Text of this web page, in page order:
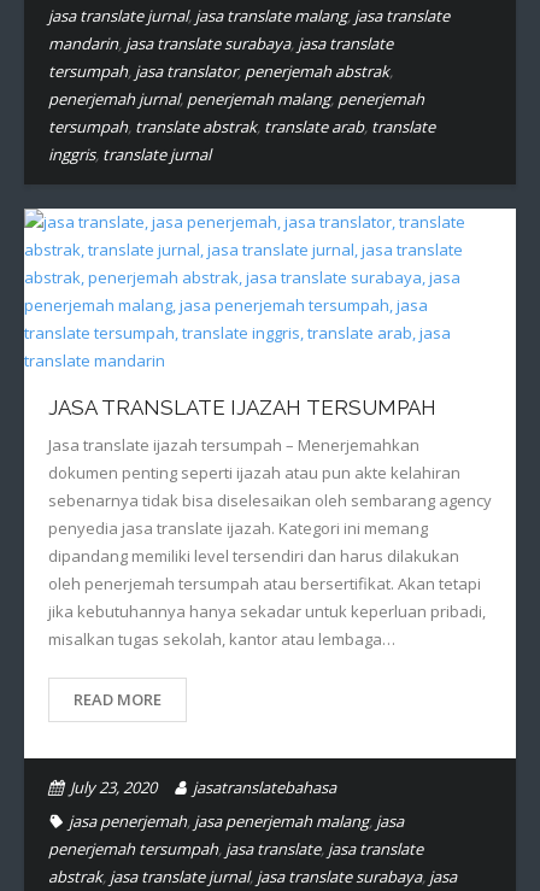
jasa translate jurnal, jasa translate malang, jasa translate
mandarin, jasa translate surabaya, jasa translate
tersumpah, jasa translator, penerjemah abstrak,
penerjemah jurnal, penerjemah malang, penerjemah
tersumpah, translate abstrak, translate arab, translate
inggris, translate jurnal
JASA TRANSLATE IJAZAH TERSUMPAH
Jasa translate ijazah tersumpah – Menerjemahkan
dokumen penting seperti ijazah atau pun akte kelahiran
sebenarnya tidak bisa diselesaikan oleh sembarang agency
penyedia jasa translate ijazah. Kategori ini memang
dipandang memiliki level tersendiri dan harus dilakukan
oleh penerjemah tersumpah atau bersertifikat. Akan tetapi
jika kebutuhannya hanya sekadar untuk keperluan pribadi,
misalkan tugas sekolah, kantor atau lembaga…
READ MORE
July 23, 2020
jasatranslatebahasa
jasa penerjemah, jasa penerjemah malang, jasa
penerjemah tersumpah, jasa translate, jasa translate
abstrak, jasa translate jurnal, jasa translate surabaya, jasa